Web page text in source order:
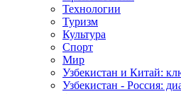
Технологии
Туризм
Культура
Спорт
Мир
Узбекистан и Китай:
Узбекистан - Россия: